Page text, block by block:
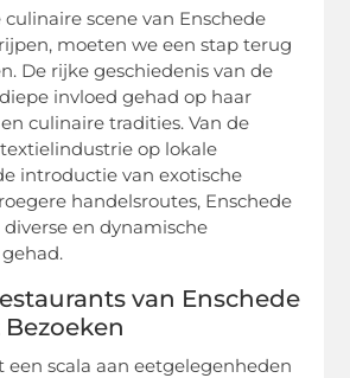
scene van Enschede
moeten we een stap terug
De rijke geschiedenis van de
invloed gehad op haar
culinaire tradities. Van de
op lokale
introductie van exotische
handelsroutes, Enschede
en dynamische
van Enschede
een scala aan eetgelegenheden